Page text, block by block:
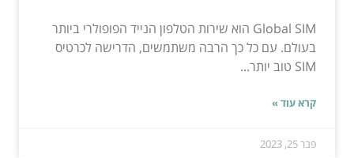
Global SIM הוא שירות הטלפון הנייד הפופולרי ביותר
בעולם. עם כל כך הרבה משתמשים, הדרישה לכרטיס
SIM טוב יותר...
קרא עוד »
פבר 25, 2023